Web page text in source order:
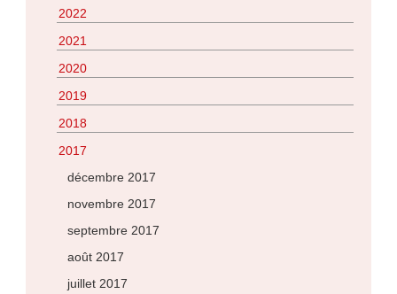
2022
2021
2020
2019
2018
2017
décembre 2017
novembre 2017
septembre 2017
août 2017
juillet 2017